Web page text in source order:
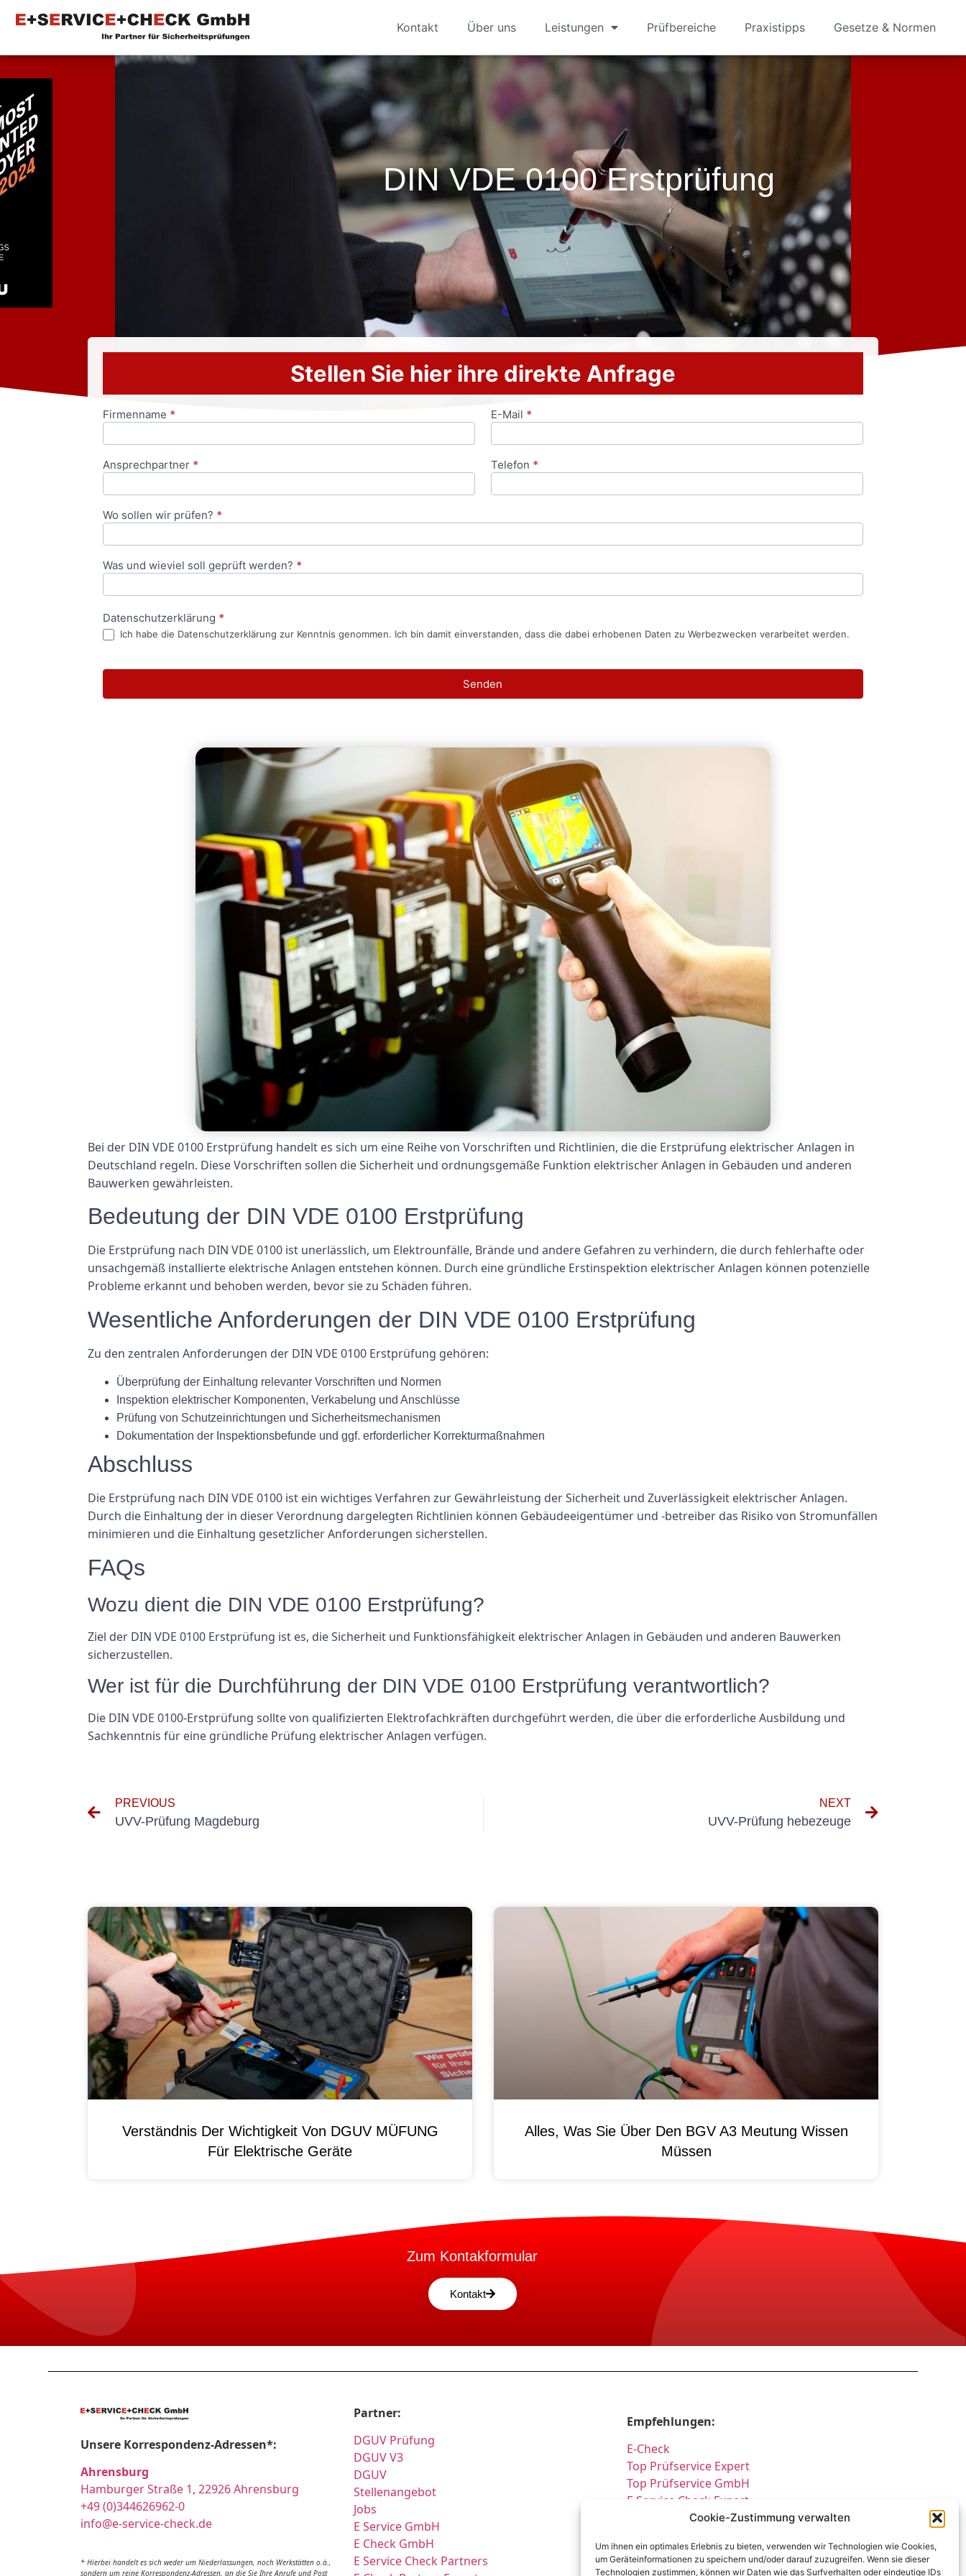
Cookie-Zustimmung verwalten
Um ihnen ein optimales Erlebnis zu bieten, verwenden wir Technologien wie Cookies,
um Geräteinformationen zu speichern und/oder darauf zuzugreifen. Wenn sie dieser
Technologien zustimmen, können wir Daten wie das Surfverhalten oder eindeutige IDs
Kontakt Über uns Leistungen Prüfbereiche Praxistipps Gesetze & Normen
DIN VDE 0100 Erstprüfung
Stellen Sie hier ihre direkte Anfrage
Anfrageformular
Firmenname * E-Mail *
Ansprechpartner * Telefon *
Wo sollen wir prüfen? *
Was und wieviel soll geprüft werden? *
Datenschutzerklärung *
Ich habe die Datenschutzerklärung zur Kenntnis genommen. Ich bin damit einverstanden, dass die dabei erhobenen Daten zu Werbezwecken verarbeitet werden.
Senden
Bei der DIN VDE 0100 Erstprüfung handelt es sich um eine Reihe von Vorschriften und Richtlinien, die die Erstprüfung elektrischer Anlagen in
Deutschland regeln. Diese Vorschriften sollen die Sicherheit und ordnungsgemäße Funktion elektrischer Anlagen in Gebäuden und anderen
Bauwerken gewährleisten.
Bedeutung der DIN VDE 0100 Erstprüfung
Die Erstprüfung nach DIN VDE 0100 ist unerlässlich, um Elektrounfälle, Brände und andere Gefahren zu verhindern, die durch fehlerhafte oder
unsachgemäß installierte elektrische Anlagen entstehen können. Durch eine gründliche Erstinspektion elektrischer Anlagen können potenzielle
Probleme erkannt und behoben werden, bevor sie zu Schäden führen.
Wesentliche Anforderungen der DIN VDE 0100 Erstprüfung
Zu den zentralen Anforderungen der DIN VDE 0100 Erstprüfung gehören:
Überprüfung der Einhaltung relevanter Vorschriften und Normen
Inspektion elektrischer Komponenten, Verkabelung und Anschlüsse
Prüfung von Schutzeinrichtungen und Sicherheitsmechanismen
Dokumentation der Inspektionsbefunde und ggf. erforderlicher Korrekturmaßnahmen
Abschluss
Die Erstprüfung nach DIN VDE 0100 ist ein wichtiges Verfahren zur Gewährleistung der Sicherheit und Zuverlässigkeit elektrischer Anlagen.
Durch die Einhaltung der in dieser Verordnung dargelegten Richtlinien können Gebäudeeigentümer und -betreiber das Risiko von Stromunfällen
minimieren und die Einhaltung gesetzlicher Anforderungen sicherstellen.
FAQs
Wozu dient die DIN VDE 0100 Erstprüfung?
Ziel der DIN VDE 0100 Erstprüfung ist es, die Sicherheit und Funktionsfähigkeit elektrischer Anlagen in Gebäuden und anderen Bauwerken
sicherzustellen.
Wer ist für die Durchführung der DIN VDE 0100 Erstprüfung verantwortlich?
Die DIN VDE 0100-Erstprüfung sollte von qualifizierten Elektrofachkräften durchgeführt werden, die über die erforderliche Ausbildung und
Sachkenntnis für eine gründliche Prüfung elektrischer Anlagen verfügen.
PREVIOUS
UVV-Prüfung Magdeburg
NEXT
UVV-Prüfung hebezeuge
Verständnis Der Wichtigkeit Von DGUV MÜFUNG
Für Elektrische Geräte
Alles, Was Sie Über Den BGV A3 Meutung Wissen
Müssen
Zum Kontakformular
Kontakt
Unsere Korrespondenz-Adressen*:
Ahrensburg
Hamburger Straße 1, 22926 Ahrensburg
+49 (0)344626962-0
info@e-service-check.de
* Hierbei handelt es sich weder um Niederlassungen, noch Werkstätten o.ä.,
sondern um reine Korrespondenz-Adressen, an die Sie Ihre Anrufe und Post
Partner:
DGUV Prüfung
DGUV V3
DGUV
Stellenangebot
Jobs
E Service GmbH
E Check GmbH
E Service Check Partners
Empfehlungen:
E-Check
Top Prüfservice Expert
Top Prüfservice GmbH
E Service Check Expert
Prüfung DGUV3 GmbH
Sicherheitsprüfungen Expert
Prüfung E-Check Expert